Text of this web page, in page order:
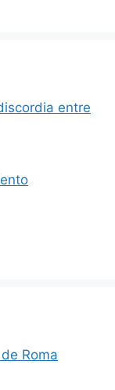
entre
Roma